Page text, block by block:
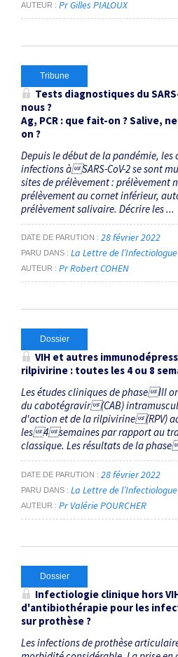
AUTEUR Pr Gilles PIALOUX
Tribune
Tests diagnostiques du
nous ?
Ag, PCR : que fait-on ? Salive,
on ?
Depuis le début de la pandémie,
infections àSARS-CoV-2 se sont
sites de prélèvement : prélèvement
prélèvement au cornet inférieur,
prélèvement salivaire. Décrire les ...
DATE DE PARUTION 28 février 2022
PARU DANS La Lettre de
AUTEUR Pr Robert COHEN
Dossier
VIH et autres
rilpivirine : toutes les 4 ou 8
Les études cliniques de phaseIII
du cabotégravir(CAB)
d'action et de la rilpivirine(RPV)
les4semaines par rapport au
classique. Les résultats de la phase
DATE DE PARUTION 28 février 2022
PARU DANS La Lettre de
AUTEUR Pr Valérie POURCHER
Dossier
Infectiologie clinique hors
d'antibiothérapie pour les
sur prothèse ?
Les infections de prothèse